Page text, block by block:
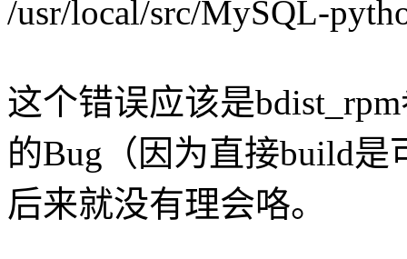
/usr/local/src/MySQL-
这个错误应该是
的Bug（因为直接build
后来就没有理会咯。